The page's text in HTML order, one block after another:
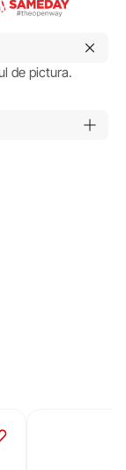
de pictura.